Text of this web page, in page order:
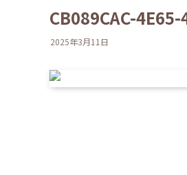
CB089CAC-
2025年3月11日